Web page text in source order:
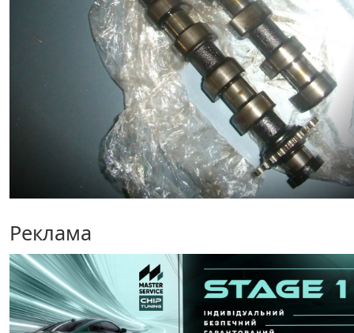
Реклама